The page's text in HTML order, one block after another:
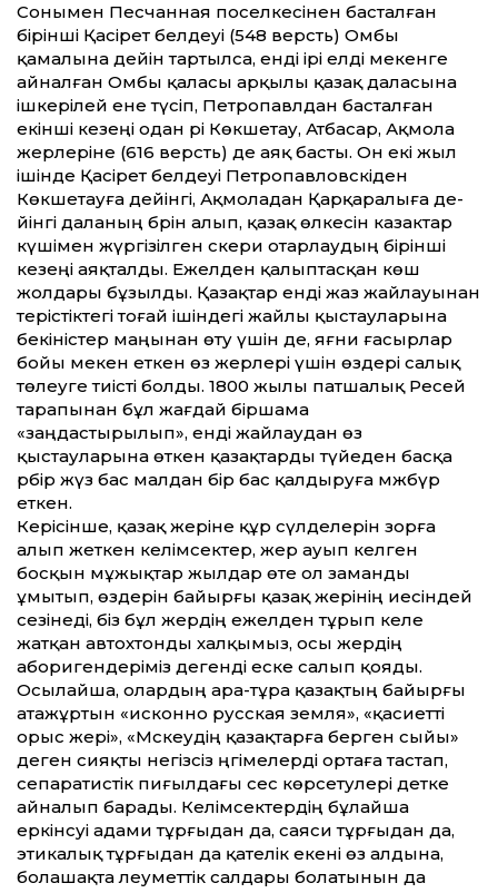
Сонымен Песчанная поселкесінен басталған
бірінші Қасірет белдеуі (548 версть) Омбы
қамалына де­йін тартылса, енді ірі елді мекенге
айналған Омбы қаласы арқылы қазақ даласына
ішкерілей ене түсіп, Петропавлдан басталған
екінші кезеңі одан әрі Көкшетау, Атбасар, Ақмола
жерлеріне (616 версть) де аяқ басты. Он екі жыл
ішінде Қасірет белдеуі Петропавловскіден
Көкшетауға де­йінгі, Ақмоладан Қарқаралыға де­
йінгі даланың бәрін алып, қазақ өлкесін казак­тар
күшімен жүргізілген әскери отарлау­дың бірінші
кезеңі аяқталды. Ежелден қалыптасқан көш
жолдары бұзылды. Қазақтар енді жаз жайлауынан
терістіктегі тоғай ішіндегі жайлы қыстауларына
бекіністер маңынан өту үшін де, яғни ғасырлар
бойы мекен еткен өз жерлері үшін өздері салық
төлеуге тиісті болды. 1800 жылы патшалық Ресей
тарапынан бұл жағдай біршама
«заңдастырылып», енді жайлаудан өз
қыстауларына өткен қазақтарды түйеден басқа
әрбір жүз бас малдан бір бас қалдыруға мәжбүр
еткен.
Керісінше, қазақ жеріне құр сүлделерін зорға
алып жеткен келімсектер, жер ауып келген
босқын мұжықтар жылдар өте ол заманды
ұмытып, өздерін байыр­ғы қазақ жерінің иесіндей
сезінеді, біз бұл жердің ежелден тұрып келе
жатқан автохтонды халқымыз, осы жердің
аборигендеріміз дегенді еске салып қояды.
Осылайша, олардың ара-тұра қазақтың байырғы
атажұртын «исконно русская земля», «қасиет­ті
орыс жері», «Мәскеудің қазақтарға берген сыйы»
деген сияқты негізсіз әңгімелерді ортаға тастап,
сепаратистік пиғылдағы сес көрсетулері әдетке
айналып барады. Келімсектердің бұлайша
еркінсуі адами тұрғыдан да, саяси тұрғыдан да,
этикалық тұрғыдан да қателік екені өз алдына,
болашақта әлеумет­тік салдары болатынын да